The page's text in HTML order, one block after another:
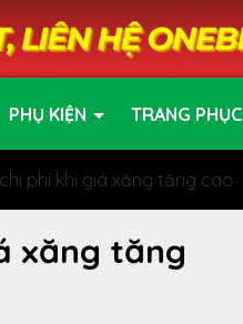
PHỤ KIỆN TRANG PHỤC
phí khi giá xăng tăng cao
xăng tăng